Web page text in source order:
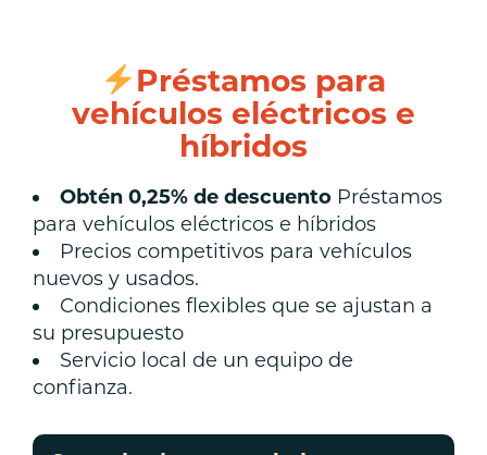
Préstamos para
vehículos eléctricos e
híbridos
Obtén 0,25% de descuento Préstamos
para vehículos eléctricos e híbridos
Precios competitivos para vehículos
nuevos y usados.
Condiciones flexibles que se ajustan a
su presupuesto
Servicio local de un equipo de
confianza.